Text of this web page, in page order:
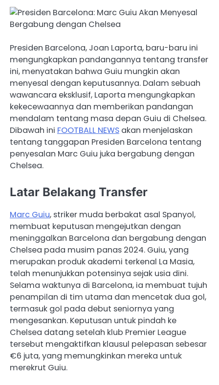
Presiden Barcelona, Joan Laporta, baru-baru ini
mengungkapkan pandangannya tentang transfer
ini, menyatakan bahwa Guiu mungkin akan
menyesal dengan keputusannya. Dalam sebuah
wawancara eksklusif, Laporta mengungkapkan
kekecewaannya dan memberikan pandangan
mendalam tentang masa depan Guiu di Chelsea.
Dibawah ini FOOTBALL NEWS akan menjelaskan
tentang tanggapan Presiden Barcelona tentang
penyesalan Marc Guiu juka bergabung dengan
Chelsea.
Latar Belakang Transfer
Marc Guiu, striker muda berbakat asal Spanyol,
membuat keputusan mengejutkan dengan
meninggalkan Barcelona dan bergabung dengan
Chelsea pada musim panas 2024. Guiu, yang
merupakan produk akademi terkenal La Masia,
telah menunjukkan potensinya sejak usia dini.
Selama waktunya di Barcelona, ia membuat tujuh
penampilan di tim utama dan mencetak dua gol,
termasuk gol pada debut seniornya yang
mengesankan. Keputusan untuk pindah ke
Chelsea datang setelah klub Premier League
tersebut mengaktifkan klausul pelepasan sebesar
€6 juta, yang memungkinkan mereka untuk
merekrut Guiu.